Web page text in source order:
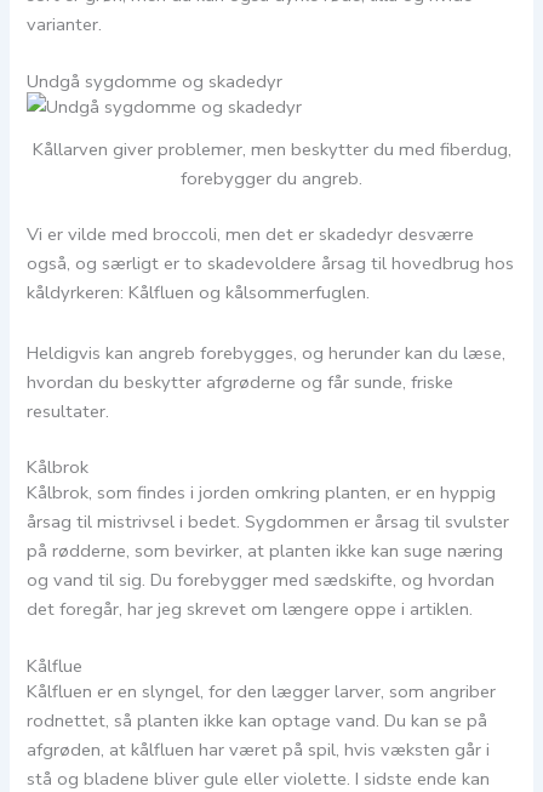
varianter.
Undgå sygdomme og skadedyr
Kållarven giver problemer, men beskytter du med fiberdug,
forebygger du angreb.
Vi er vilde med broccoli, men det er skadedyr desværre
også, og særligt er to skadevoldere årsag til hovedbrug hos
kåldyrkeren: Kålfluen og kålsommerfuglen.
Heldigvis kan angreb forebygges, og herunder kan du læse,
hvordan du beskytter afgrøderne og får sunde, friske
resultater.
Kålbrok
Kålbrok, som findes i jorden omkring planten, er en hyppig
årsag til mistrivsel i bedet. Sygdommen er årsag til svulster
på rødderne, som bevirker, at planten ikke kan suge næring
og vand til sig. Du forebygger med sædskifte, og hvordan
det foregår, har jeg skrevet om længere oppe i artiklen.
Kålflue
Kålfluen er en slyngel, for den lægger larver, som angriber
rodnettet, så planten ikke kan optage vand. Du kan se på
afgrøden, at kålfluen har været på spil, hvis væksten går i
stå og bladene bliver gule eller violette. I sidste ende kan